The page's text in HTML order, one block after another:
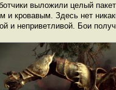
выложили целый
и кровавым. Здесь нет
и неприветливой. Бои